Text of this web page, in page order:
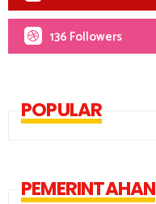
136 Followers
POPULAR
PEMERINTAHAN